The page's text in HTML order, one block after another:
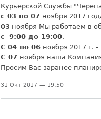
Курьерской Службы
с 03 по 07 ноября 2017
03 ноября Мы работаем в
с
9:00 до 19:00.
С 04 по 06 ноября 2017 г.
С 07 ноября наша
Просим Вас заранее
31 Окт 2017 — 19:50